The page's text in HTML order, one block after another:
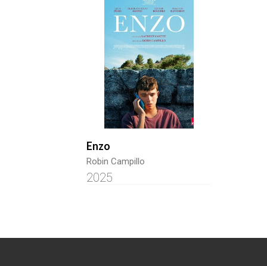
Enzo
Robin Campillo
2025